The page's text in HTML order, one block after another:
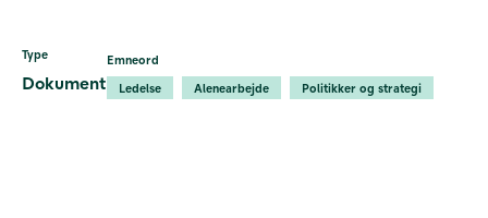
Type
Dokument
Emneord
Ledelse
Alenearbejde Politikker og strategi